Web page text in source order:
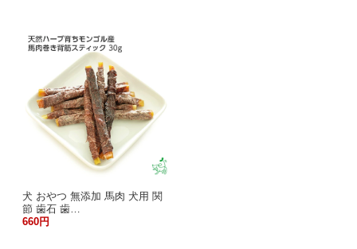
犬 おやつ 無添加 馬肉 犬用 関
節 歯石 歯…
660円